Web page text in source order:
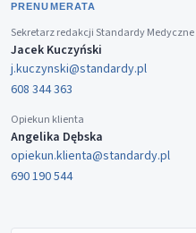
PRENUMERATA
Sekretarz redakcji Standardy
Jacek Kuczyński
j.kuczynski@standardy.pl
608 344 363
Opiekun klienta
Angelika Dębska
opiekun.klienta@standardy.pl
690 190 544